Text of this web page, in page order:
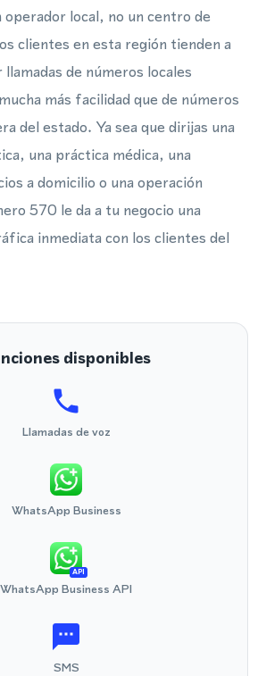
operador local, no un centro de
clientes en esta región tienden a
de números locales
más facilidad que de números
del estado. Ya sea que dirijas una
una práctica médica, una
a domicilio o una operación
570 le da a tu negocio una
inmediata con los clientes del
disponibles
Llamadas de voz
WhatsApp Business
API
WhatsApp Business API
SMS